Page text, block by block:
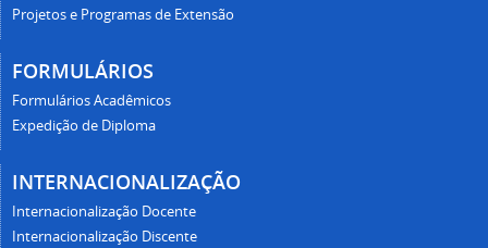
Projetos e Programas de Extensão
FORMULÁRIOS
Formulários Acadêmicos
Expedição de Diploma
INTERNACIONALIZAÇÃO
Internacionalização Docente
Internacionalização Discente